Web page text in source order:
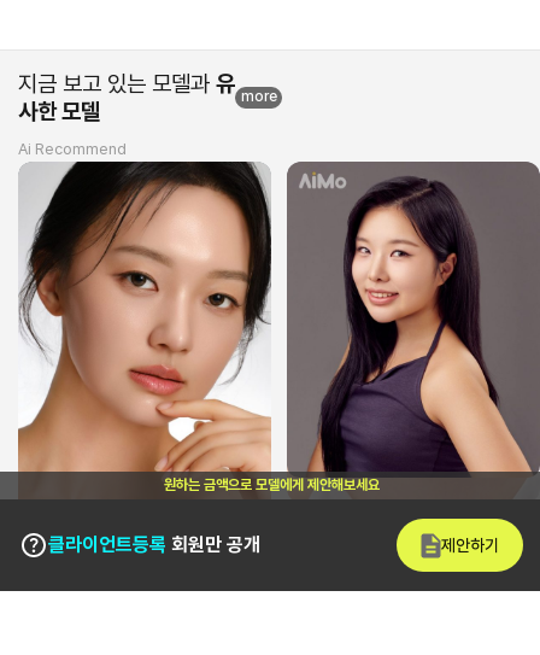
지금 보고 있는 모델과 유
사한 모델
more
Ai Recommend
원하는 금액으로 모델에게 제안해보세요
클라이언트등록 회원만 공개 제안하기